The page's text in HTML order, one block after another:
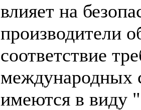
влияет на
производители
соответствие
международных
имеются в виду